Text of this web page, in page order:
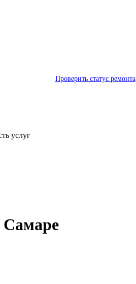
Проверить статус ремонта
услуг
Самаре